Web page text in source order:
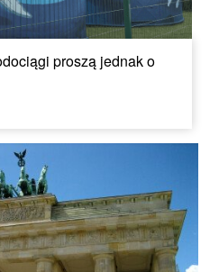
proszą jednak o